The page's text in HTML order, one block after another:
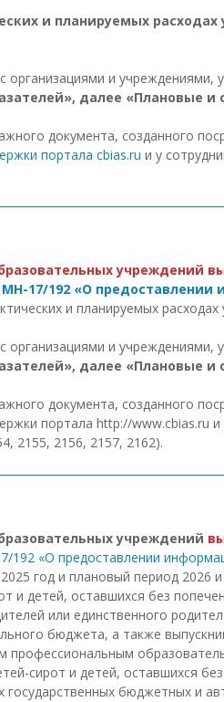
и планируемых
и
далее «Плановые и
документа, созданного
портала cbias.ru и у
учреждений
17/192 «О предоставлении
и планируемых
и
далее «Плановые и
документа, созданного
портала http://www.cbias.ru
2155, 2156, 2157, 2162).
учреждений
«О предоставлении
год и плановый период 2026
детей, оставшихся без
или единственного
бюджета, а также
сирот и детей, оставшихся
бюджетных и